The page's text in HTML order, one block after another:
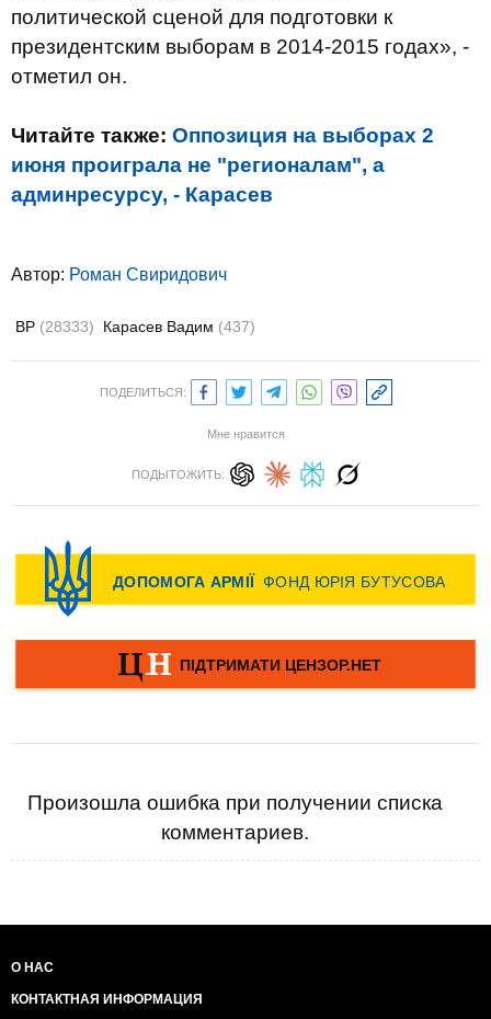
политической сценой для подготовки к
президентским выборам в 2014-2015 годах», -
отметил он.
Читайте также: Оппозиция на выборах 2
июня проиграла не "регионалам", а
админресурсу, - Карасев
Автор: Роман Свиридович
ВР (28333) Карасев Вадим (437)
ПОДЕЛИТЬСЯ:
Мне нравится
ПОДЫТОЖИТЬ:
Произошла ошибка при получении списка
комментариев.
О НАС
КОНТАКТНАЯ ИНФОРМАЦИЯ